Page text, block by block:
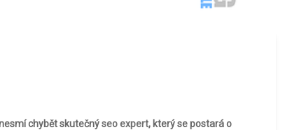
chybět skutečnýseo expert, který se postará o